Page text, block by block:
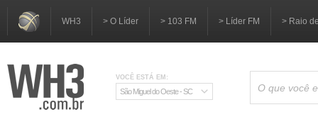
WH3 > O Líder > 103 FM > Líder FM > Raio
VOCÊ ESTÁ EM:
São Miguel do Oeste - SC